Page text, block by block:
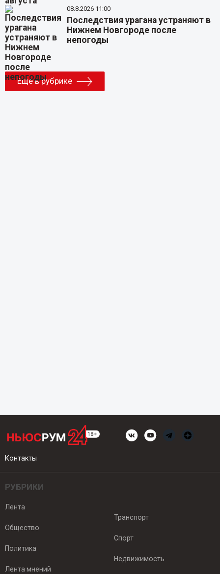
08.8.2026 11:00
Последствия урагана устраняют в
Нижнем Новгороде после
непогоды
Еще в рубрике
Контакты
РУБРИКИ
Лента
Общество
Политика
Лента мнений
Транспорт
Спорт
Недвижимость